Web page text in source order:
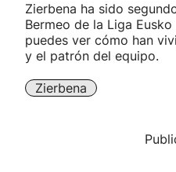
"Helmuga"
Zierbena ha sido
Bermeo de la Liga
puedes ver cómo han
y el patrón del equipo.
Zierbena